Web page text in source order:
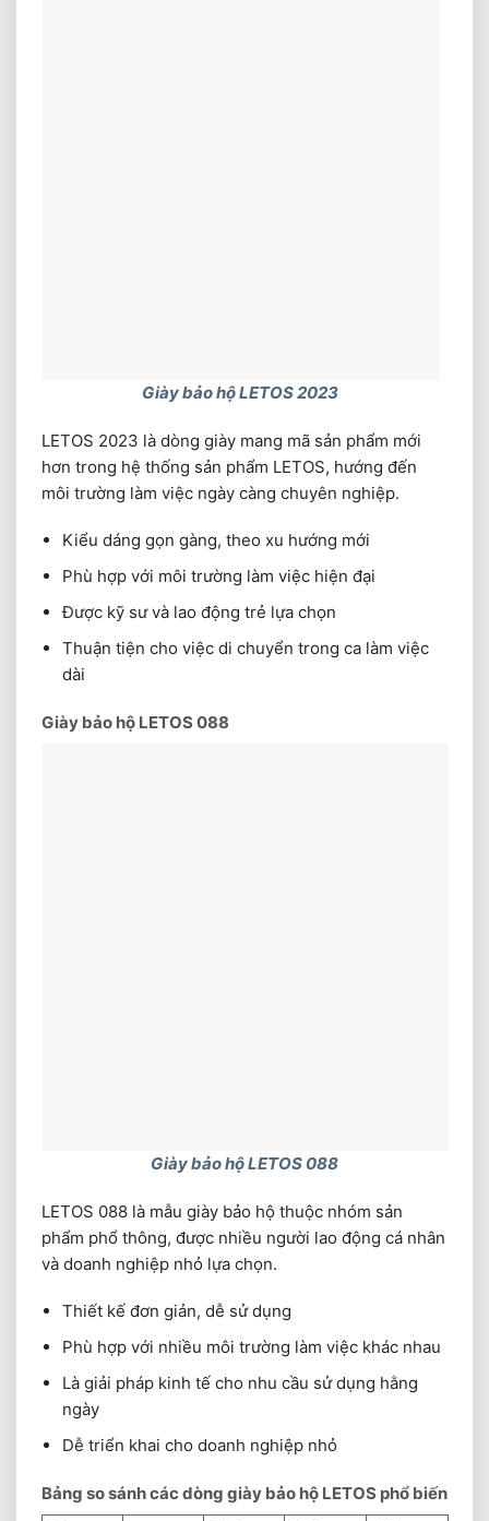
Giày bảo hộ LETOS 2023
LETOS 2023 là dòng giày mang mã sản phẩm mới
hơn trong hệ thống sản phẩm LETOS, hướng đến
môi trường làm việc ngày càng chuyên nghiệp.
Kiểu dáng gọn gàng, theo xu hướng mới
Phù hợp với môi trường làm việc hiện đại
Được kỹ sư và lao động trẻ lựa chọn
Thuận tiện cho việc di chuyển trong ca làm việc
dài
Giày bảo hộ LETOS 088
Giày bảo hộ LETOS 088
LETOS 088 là mẫu giày bảo hộ thuộc nhóm sản
phẩm phổ thông, được nhiều người lao động cá nhân
và doanh nghiệp nhỏ lựa chọn.
Thiết kế đơn giản, dễ sử dụng
Phù hợp với nhiều môi trường làm việc khác nhau
Là giải pháp kinh tế cho nhu cầu sử dụng hằng
ngày
Dễ triển khai cho doanh nghiệp nhỏ
Bảng so sánh các dòng giày bảo hộ LETOS phổ biến